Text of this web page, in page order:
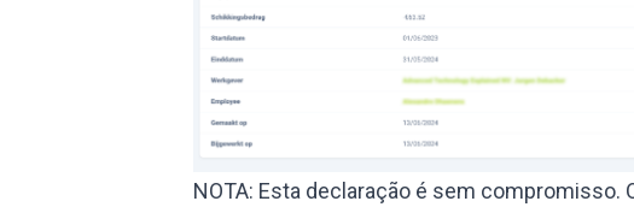
NOTA: Esta declaração é sem compromisso.